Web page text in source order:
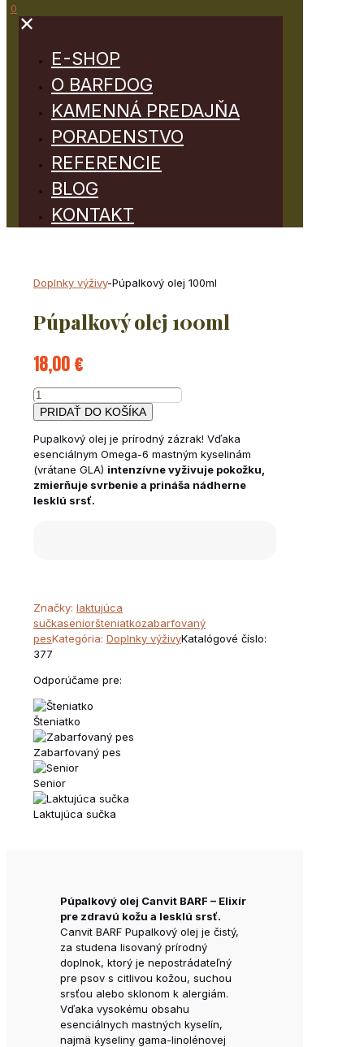
0
✕
E-SHOP
O BARFDOG
KAMENNÁ PREDAJŇA
PORADENSTVO
REFERENCIE
BLOG
KONTAKT
Doplnky výživy-Púpalkový olej 100ml
Púpalkový olej 100ml
18,00€
množstvo
Púpalkový
olej
100ml
PRIDAŤ DO KOŠÍKA
Pupalkový olej je prírodný zázrak! Vďaka
esenciálnym Omega-6 mastným kyselinám
(vrátane GLA) intenzívne vyživuje pokožku,
zmierňuje svrbenie a prináša nádherne
lesklú srsť.
Značky: laktujúca
sučkasenioršteniatkozabarfovaný
pesKategória: Doplnky výživyKatalógové číslo:
377
Odporúčame pre:
Šteniatko
Zabarfovaný pes
Senior
Laktujúca sučka
Púpalkový olej Canvit BARF – Elixír
pre zdravú kožu a lesklú srsť.
Canvit BARF Pupalkový olej je čistý,
za studena lisovaný prírodný
doplnok, ktorý je nepostrádateľný
pre psov s citlivou kožou, suchou
srsťou alebo sklonom k alergiám.
Vďaka vysokému obsahu
esenciálnych mastných kyselín,
najmä kyseliny gama-linolénovej